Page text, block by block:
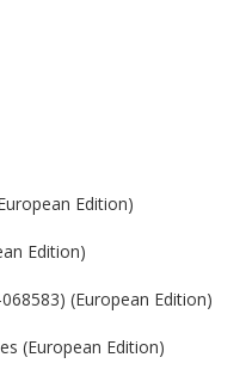
Edition)
Edition)
(European Edition)
(European Edition)